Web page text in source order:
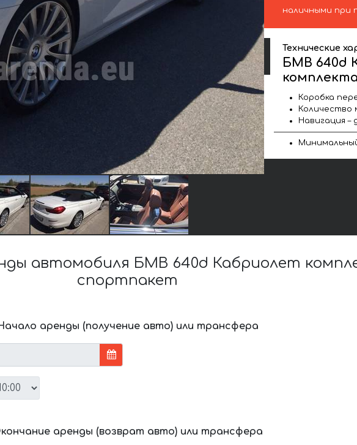
наличными при
Технические
БМВ 640d
Коробка
Количество
Навигация –
автомобиля БМВ 640d Кабриолет
спортпакет
аренды (получение авто) или трансфера
аренды (возврат авто) или трансфера